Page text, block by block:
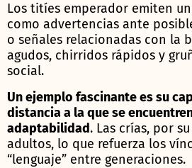
Los titíes emperador emiten
como advertencias ante
o señales relacionadas con la
agudos, chirridos rápidos y
social.
Un ejemplo fascinante es su
distancia a la que se
adaptabilidad. Las crías, por
adultos, lo que refuerza los
“lenguaje” entre generaciones.